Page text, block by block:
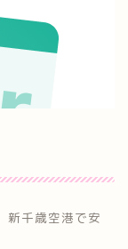
新千歳空港で安